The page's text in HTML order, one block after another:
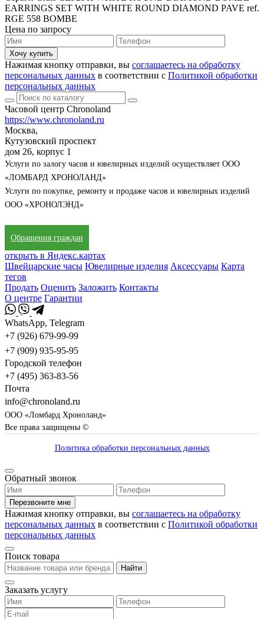
EARRINGS SET WITH WHITE ROUND DIAMOND PAVE ref.
RGE 558 BOMBE
Цена по запросу
Хочу купить
Нажимая кнопку отправки, вы соглашаетесь на обработку
персональных данных в соответствии с Политикой обработки
персональных данных
Часовой центр Chronoland
https://www.chronoland.ru
Москва,
Кутузовский проспект
дом 26, корпус 1
Услуги по залогу часов и ювелирных изделий осуществляет ООО
«ЛОМБАРД ХРОНОЛАНД»
Услуги по покупке, ремонту и продаже часов и ювелирных изделий
ООО «ХРОНОЛЭНД»
Обращения граждан
открыть в Яндекс.картах
Швейцарские часы Ювелирные изделия Аксессуары Карта
тегов
Продать Оценить Заложить Контакты
О центре Гарантии
WhatsApp, Telegram
+7 (926) 679-99-99
+7 (909) 935-95-95
Городской телефон
+7 (495) 363-83-56
Почта
info@chronoland.ru
ООО «Ломбард Хроноланд»
Все права защищены ©
Политика обработки персональных данных
Обратный звонок
Перезвоните мне
Нажимая кнопку отправки, вы соглашаетесь на обработку
персональных данных в соответствии с Политикой обработки
персональных данных
Поиск товара
Найти
Заказать услугу